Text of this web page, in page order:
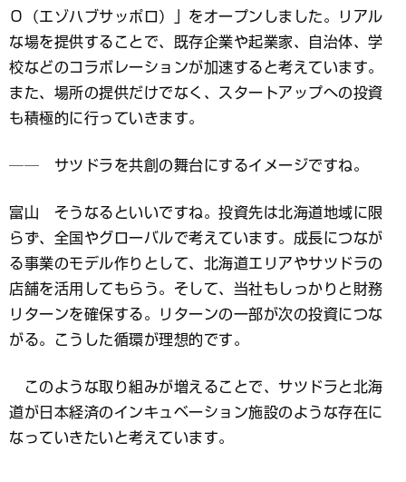
Ｏ（エゾハブサッポロ）」をオープンしました。リアル
な場を提供することで、既存企業や起業家、自治体、学
校などのコラボレーションが加速すると考えています。
また、場所の提供だけでなく、スタートアップへの投資
も積極的に行っていきます。
── サツドラを共創の舞台にするイメージですね。
富山 そうなるといいですね。投資先は北海道地域に限
らず、全国やグローバルで考えています。成長につなが
る事業のモデル作りとして、北海道エリアやサツドラの
店舗を活用してもらう。そして、当社もしっかりと財務
リターンを確保する。リターンの一部が次の投資につな
がる。こうした循環が理想的です。
このような取り組みが増えることで、サツドラと北海
道が日本経済のインキュベーション施設のような存在に
なっていきたいと考えています。